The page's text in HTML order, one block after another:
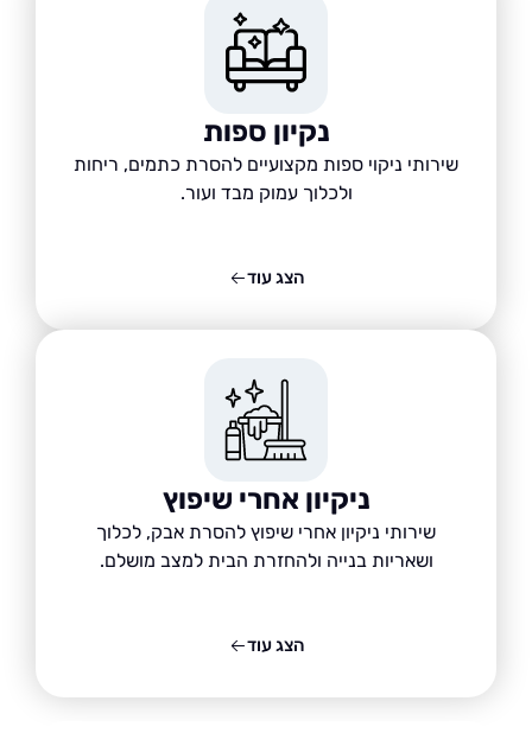
נקיון ספות
שירותי ניקוי ספות מקצועיים להסרת כתמים, ריחות
ולכלוך עמוק מבד ועור.
ניקיון אחרי שיפוץ
שירותי ניקיון אחרי שיפוץ להסרת אבק, לכלוך
ושאריות בנייה ולהחזרת הבית למצב מושלם.